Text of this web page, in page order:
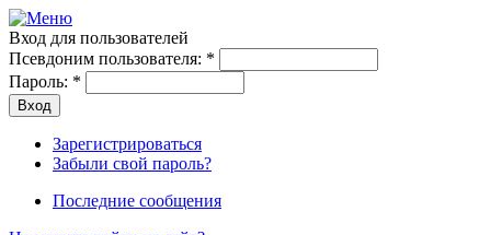
Вход для пользователей
Псевдоним пользователя: *
Пароль: *
Зарегистрироваться
Забыли свой пароль?
Последние сообщения